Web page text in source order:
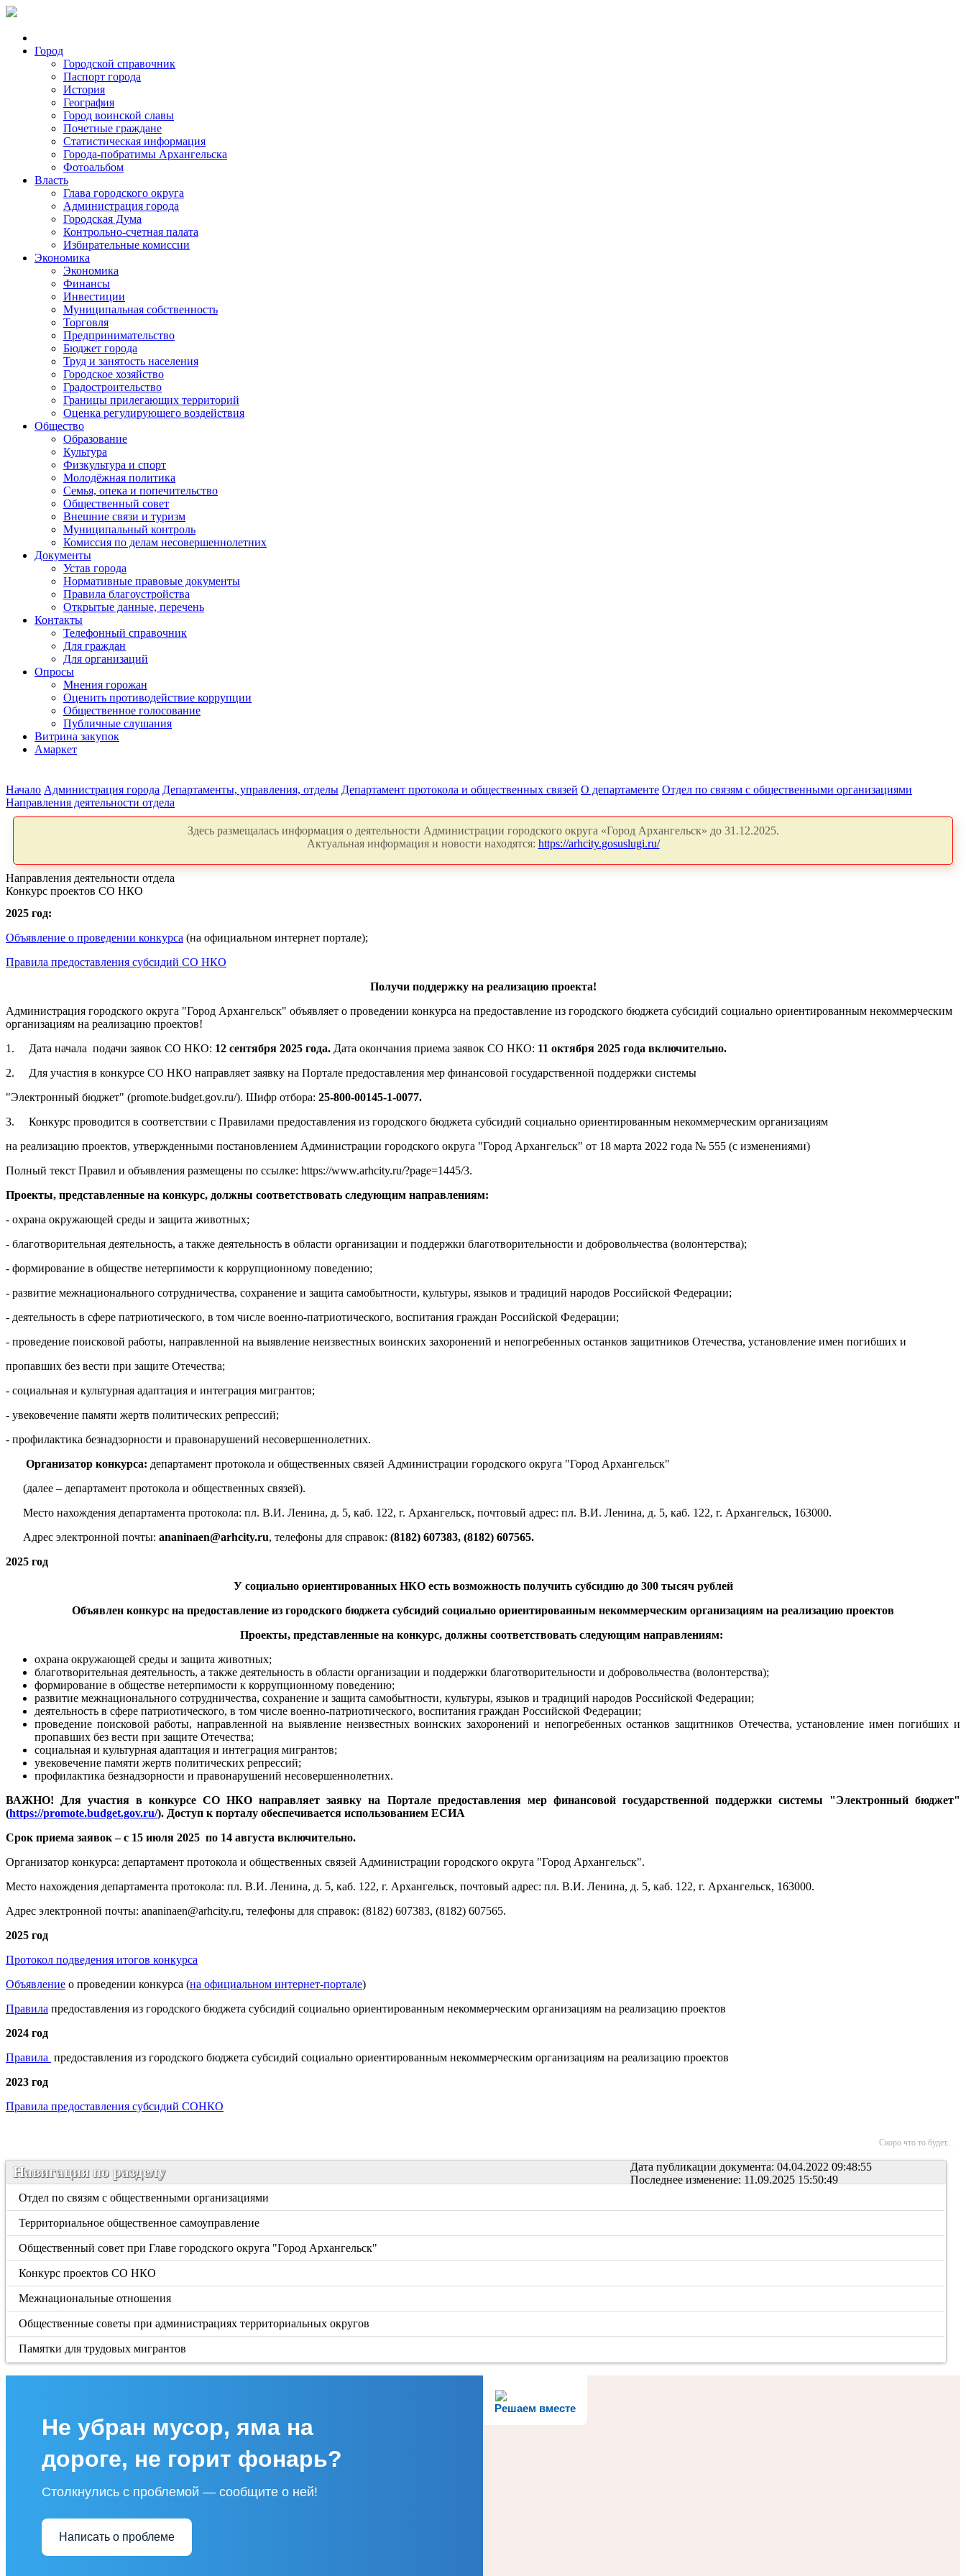
Город
Городской справочник
Паспорт города
История
География
Город воинской славы
Почетные граждане
Статистическая информация
Города-побратимы Архангельска
Фотоальбом
Власть
Глава городского округа
Администрация города
Городская Дума
Контрольно-счетная палата
Избирательные комиссии
Экономика
Экономика
Финансы
Инвестиции
Муниципальная собственность
Торговля
Предпринимательство
Бюджет города
Труд и занятость населения
Городское хозяйство
Градостроительство
Границы прилегающих территорий
Оценка регулирующего воздействия
Общество
Образование
Культура
Физкультура и спорт
Молодёжная политика
Семья, опека и попечительство
Общественный совет
Внешние связи и туризм
Муниципальный контроль
Комиссия по делам несовершеннолетних
Документы
Устав города
Нормативные правовые документы
Правила благоустройства
Открытые данные, перечень
Контакты
Телефонный справочник
Для граждан
Для организаций
Опросы
Мнения горожан
Оценить противодействие коррупции
Общественное голосование
Публичные слушания
Витрина закупок
Амаркет
Начало Администрация города Департаменты, управления, отделы Департамент протокола и общественных связей О департаменте Отдел по связям с общественными организациями
Направления деятельности отдела
Здесь размещалась информация о деятельности Администрации городского округа «Город Архангельск» до 31.12.2025.
Актуальная информация и новости находятся: https://arhcity.gosuslugi.ru/
Направления деятельности отдела
Конкурс проектов СО НКО
2025 год:
Объявление о проведении конкурса (на официальном интернет портале);
Правила предоставления субсидий СО НКО
Получи поддержку на реализацию проекта!
Администрация городского округа "Город Архангельск" объявляет о проведении конкурса на предоставление из городского бюджета субсидий социально ориентированным некоммерческим
организациям на реализацию проектов!
1.
Дата начала подачи заявок СО НКО: 12 сентября 2025 года. Дата окончания приема заявок СО НКО: 11 октября 2025 года включительно.
2.
Для участия в конкурсе СО НКО направляет заявку на Портале предоставления мер финансовой государственной поддержки системы
"Электронный бюджет" (promote.budget.gov.ru/). Шифр отбора: 25-800-00145-1-0077.
3.
Конкурс проводится в соответствии с Правилами предоставления из городского бюджета субсидий социально ориентированным некоммерческим организациям
на реализацию проектов, утвержденными постановлением Администрации городского округа "Город Архангельск" от 18 марта 2022 года № 555 (с изменениями)
Полный текст Правил и объявления размещены по ссылке: https://www.arhcity.ru/?page=1445/3.
Проекты, представленные на конкурс, должны соответствовать следующим направлениям:
- охрана окружающей среды и защита животных;
- благотворительная деятельность, а также деятельность в области организации и поддержки благотворительности и добровольчества (волонтерства);
- формирование в обществе нетерпимости к коррупционному поведению;
- развитие межнационального сотрудничества, сохранение и защита самобытности, культуры, языков и традиций народов Российской Федерации;
- деятельность в сфере патриотического, в том числе военно-патриотического, воспитания граждан Российской Федерации;
- проведение поисковой работы, направленной на выявление неизвестных воинских захоронений и непогребенных останков защитников Отечества, установление имен погибших и
пропавших без вести при защите Отечества;
- социальная и культурная адаптация и интеграция мигрантов;
- увековечение памяти жертв политических репрессий;
- профилактика безнадзорности и правонарушений несовершеннолетних.
Организатор конкурса: департамент протокола и общественных связей Администрации городского округа "Город Архангельск"
(далее – департамент протокола и общественных связей).
Место нахождения департамента протокола: пл. В.И. Ленина, д. 5, каб. 122, г. Архангельск, почтовый адрес: пл. В.И. Ленина, д. 5, каб. 122, г. Архангельск, 163000.
Адрес электронной почты: ananinaen@arhcity.ru, телефоны для справок: (8182) 607383, (8182) 607565.
2025 год
У социально ориентированных НКО есть возможность получить субсидию до 300 тысяч рублей
Объявлен конкурс на предоставление из городского бюджета субсидий социально ориентированным некоммерческим организациям на реализацию проектов
Проекты, представленные на конкурс, должны соответствовать следующим направлениям:
охрана окружающей среды и защита животных;
благотворительная деятельность, а также деятельность в области организации и поддержки благотворительности и добровольчества (волонтерства);
формирование в обществе нетерпимости к коррупционному поведению;
развитие межнационального сотрудничества, сохранение и защита самобытности, культуры, языков и традиций народов Российской Федерации;
деятельность в сфере патриотического, в том числе военно-патриотического, воспитания граждан Российской Федерации;
проведение поисковой работы, направленной на выявление неизвестных воинских захоронений и непогребенных останков защитников Отечества, установление имен погибших и
пропавших без вести при защите Отечества;
социальная и культурная адаптация и интеграция мигрантов;
увековечение памяти жертв политических репрессий;
профилактика безнадзорности и правонарушений несовершеннолетних.
ВАЖНО! Для участия в конкурсе СО НКО направляет заявку на Портале предоставления мер финансовой государственной поддержки системы "Электронный бюджет"
(https://promote.budget.gov.ru/). Доступ к порталу обеспечивается использованием ЕСИА
Срок приема заявок – с 15 июля 2025 по 14 августа включительно.
Организатор конкурса: департамент протокола и общественных связей Администрации городского округа "Город Архангельск".
Место нахождения департамента протокола: пл. В.И. Ленина, д. 5, каб. 122, г. Архангельск, почтовый адрес: пл. В.И. Ленина, д. 5, каб. 122, г. Архангельск, 163000.
Адрес электронной почты: ananinaen@arhcity.ru, телефоны для справок: (8182) 607383, (8182) 607565.
2025 год
Протокол подведения итогов конкурса
Объявление о проведении конкурса (на официальном интернет-портале)
Правила предоставления из городского бюджета субсидий социально ориентированным некоммерческим организациям на реализацию проектов
2024 год
Правила предоставления из городского бюджета субсидий социально ориентированным некоммерческим организациям на реализацию проектов
2023 год
Правила предоставления субсидий СОНКО
Скоро что то будет...
Дата публикации документа: 04.04.2022 09:48:55
Последнее изменение: 11.09.2025 15:50:49
Навигация по разделу
Отдел по связям с общественными организациями
Территориальное общественное самоуправление
Общественный совет при Главе городского округа "Город Архангельск"
Конкурс проектов СО НКО
Межнациональные отношения
Общественные советы при администрациях территориальных округов
Памятки для трудовых мигрантов
Решаем вместе
Не убран мусор, яма на
дороге, не горит фонарь?
Столкнулись с проблемой — сообщите о ней!
Написать о проблеме